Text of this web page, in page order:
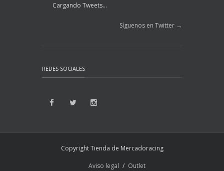
Cargando Tweets...
Síguenos en Twitter →
REDES SOCIALES
Copyright Tienda de Mercadoracing
Aviso legal Outlet